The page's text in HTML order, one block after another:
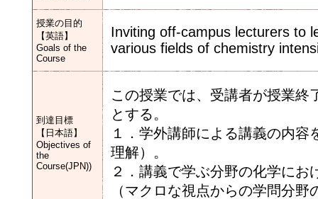
授業の目的
【英語】
Goals of the
Course
Inviting off-campus lecturers to
various fields of chemistry
到達目標
【日本語】
Objectives of
the
Course(JPN))
この授業では、受講者が授業終
とする。
１．学外講師による講義の内
理解）。
２．講義で学ぶ分野の化学に
（マクロな視点からの学問分野